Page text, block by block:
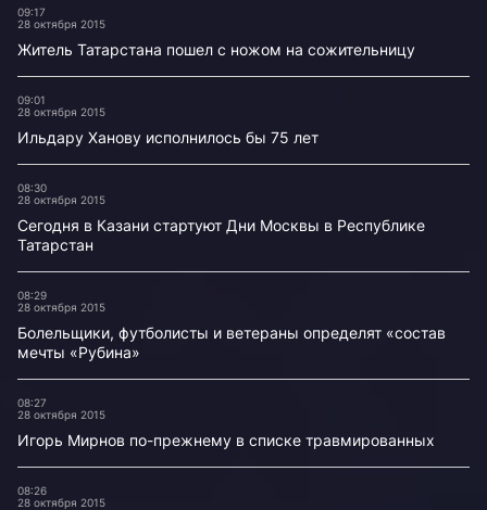
09:17
28 октября 2015
Житель Татарстана пошел с ножом на сожительницу
09:01
28 октября 2015
Ильдару Ханову исполнилось бы 75 лет
08:30
28 октября 2015
Сегодня в Казани стартуют Дни Москвы в Республике
Татарстан
08:29
28 октября 2015
Болельщики, футболисты и ветераны определят «состав
мечты «Рубина»
08:27
28 октября 2015
Игорь Мирнов по-прежнему в списке травмированных
08:26
28 октября 2015